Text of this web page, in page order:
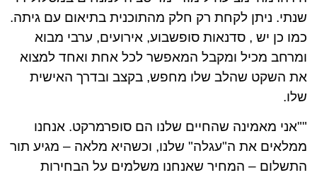
שנתי. ניתן לקחת רק חלק מהתוכנית בתיאום עם גיתה.
כמו כן יש , סדנאות סופשבוע, אירועים, ערבי מבוא
ומרחב מכיל ומקבל המאפשר לכל אחת ואחד למצוא
את השקט שהלב שלו מחפש, בקצב ובדרך האישית
שלו.
""אני מאמינה שהחיים שלנו הם סופרמרקט. אנחנו
ממלאים את ה"עגלה" שלנו, וכשהיא מלאה – מגיע תור
התשלום – המחיר שאנחנו משלמים על הבחירות